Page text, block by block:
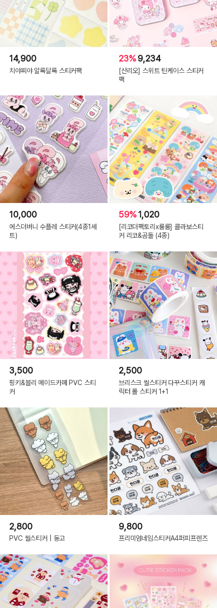
14,900
치야찌야 알록달록 스티커팩
23%9,234
[산리오] 스위트 틴케이스 스티커
팩
10,000
에스더버니 수플레 스티커(4종1세
트)
59%1,020
[리코더팩토리x룸룸] 콜라보스티
커 리코&곰돌 (4종)
3,500
핑키&블리 메이드카페 PVC 스티
커
2,500
브리스크 씰스티커 다꾸스티커 캐
릭터 롤 스티커 1+1
2,800
PVC 씰스티커 | 동고
9,800
프리미엄네임스티커A4퍼피프렌즈